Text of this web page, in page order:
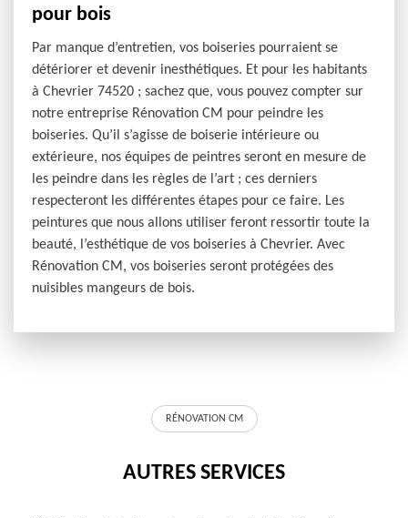
pour bois
Par manque d’entretien, vos boiseries pourraient se
détériorer et devenir inesthétiques. Et pour les habitants
à Chevrier 74520 ; sachez que, vous pouvez compter sur
notre entreprise Rénovation CM pour peindre les
boiseries. Qu’il s’agisse de boiserie intérieure ou
extérieure, nos équipes de peintres seront en mesure de
les peindre dans les règles de l’art ; ces derniers
respecteront les différentes étapes pour ce faire. Les
peintures que nous allons utiliser feront ressortir toute la
beauté, l’esthétique de vos boiseries à Chevrier. Avec
Rénovation CM, vos boiseries seront protégées des
nuisibles mangeurs de bois.
RÉNOVATION CM
AUTRES SERVICES